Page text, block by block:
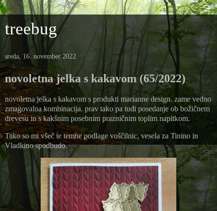
treebug
sreda, 16. november 2022
novoletna jelka s kakavom (65/2022)
novoletna jelka s kakavom s produkti marianne design. zame vedno
zmagovalna kombinacija. prav tako pa tudi posedanje ob božičnem
drevesu in s kakšnim posebnim prazničnim toplim napitkom.
Tako so mi všeč te temne podlage voščilnic, vesela za Tinino in
Vladkino spodbudo.